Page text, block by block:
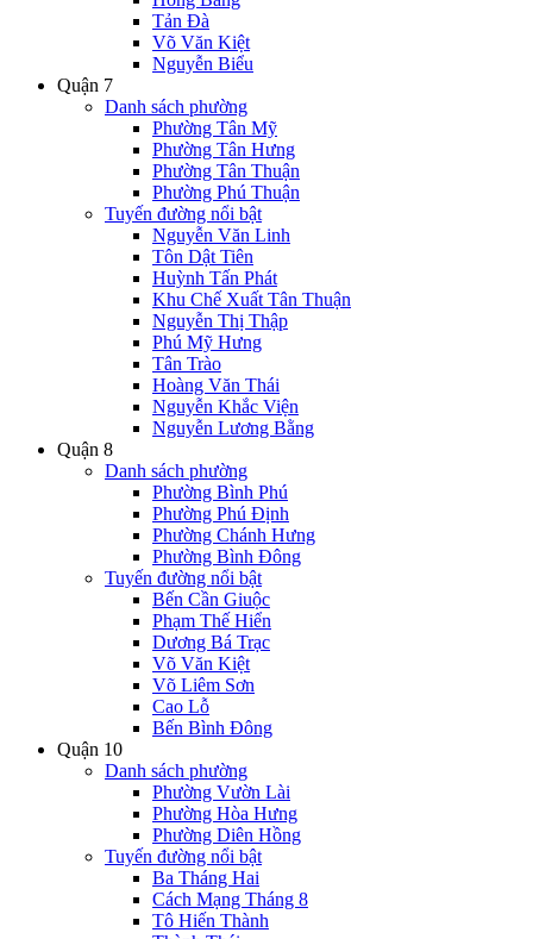
Tản Đà
Võ Văn Kiệt
Nguyễn Biểu
Quận 7
Danh sách phường
Phường Tân Mỹ
Phường Tân Hưng
Phường Tân Thuận
Phường Phú Thuận
Tuyến đường nổi bật
Nguyễn Văn Linh
Tôn Dật Tiên
Huỳnh Tấn Phát
Khu Chế Xuất Tân Thuận
Nguyễn Thị Thập
Phú Mỹ Hưng
Tân Trào
Hoàng Văn Thái
Nguyễn Khắc Viện
Nguyễn Lương Bằng
Quận 8
Danh sách phường
Phường Bình Phú
Phường Phú Định
Phường Chánh Hưng
Phường Bình Đông
Tuyến đường nổi bật
Bến Cần Giuộc
Phạm Thế Hiển
Dương Bá Trạc
Võ Văn Kiệt
Võ Liêm Sơn
Cao Lỗ
Bến Bình Đông
Quận 10
Danh sách phường
Phường Vườn Lài
Phường Hòa Hưng
Phường Diên Hồng
Tuyến đường nổi bật
Ba Tháng Hai
Cách Mạng Tháng 8
Tô Hiến Thành